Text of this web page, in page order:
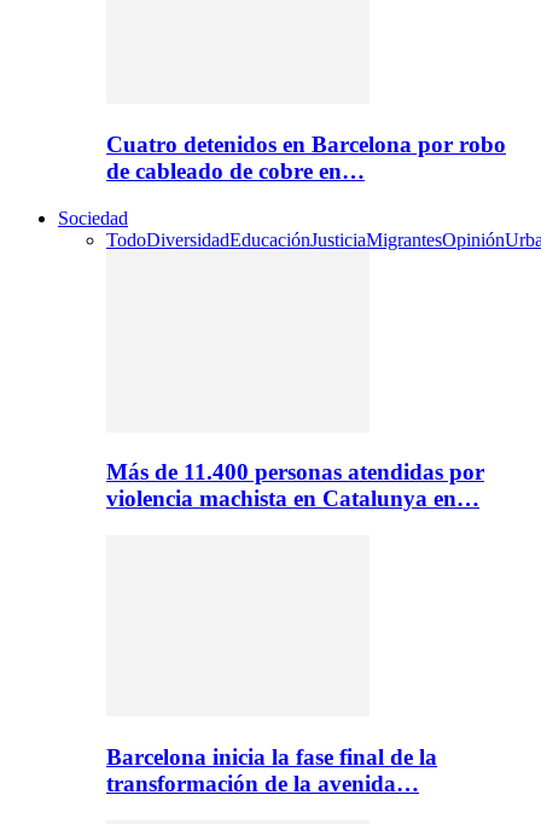
Cuatro detenidos en Barcelona por robo
de cableado de cobre en…
Sociedad
TodoDiversidadEducaciónJusticiaMigrantesOpinión
Más de 11.400 personas atendidas por
violencia machista en Catalunya en…
Barcelona inicia la fase final de la
transformación de la avenida…